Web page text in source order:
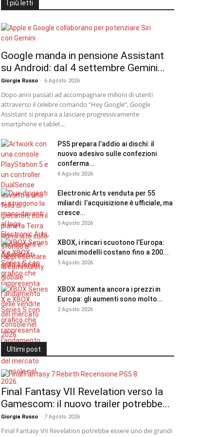
I più letti
Google manda in pensione Assistant
su Android: dal 4 settembre Gemini...
Giorgia Russo - 6 Agosto 2026
Dopo anni passati ad accompagnare milioni di utenti
attraverso il celebre comando “Hey Google”, Google
Assistant si prepara a lasciare progressivamente
smartphone e tablet...
PS5 prepara l’addio ai dischi: il
nuovo adesivo sulle confezioni
conferma...
6 Agosto 2026
Electronic Arts venduta per 55
miliardi: l’acquisizione è ufficiale, ma
cresce...
5 Agosto 2026
XBOX, i rincari scuotono l’Europa:
alcuni modelli costano fino a 200...
5 Agosto 2026
XBOX aumenta ancora i prezzi in
Europa: gli aumenti sono molto...
2 Agosto 2026
Ultimi post
Final Fantasy VII Revelation verso la
Gamescom: il nuovo trailer potrebbe...
Giorgia Russo - 7 Agosto 2026
Final Fantasy VII Revelation potrebbe essere uno dei grandi